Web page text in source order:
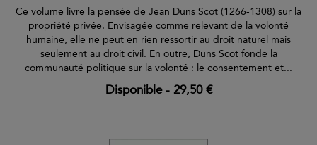
Ce volume livre la pensée de Jean Duns Scot (1266-1308) sur la
propriété privée. Envisagée comme relevant de la volonté
humaine, elle ne peut en rien ressortir au droit naturel mais
seulement au droit civil. En outre, Duns Scot fonde la
communauté politique sur la volonté : le consentement et...
Disponible- 29,50 €